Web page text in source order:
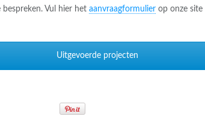
Vul hier het aanvraagformulierop onze site
Uitgevoerde projecten